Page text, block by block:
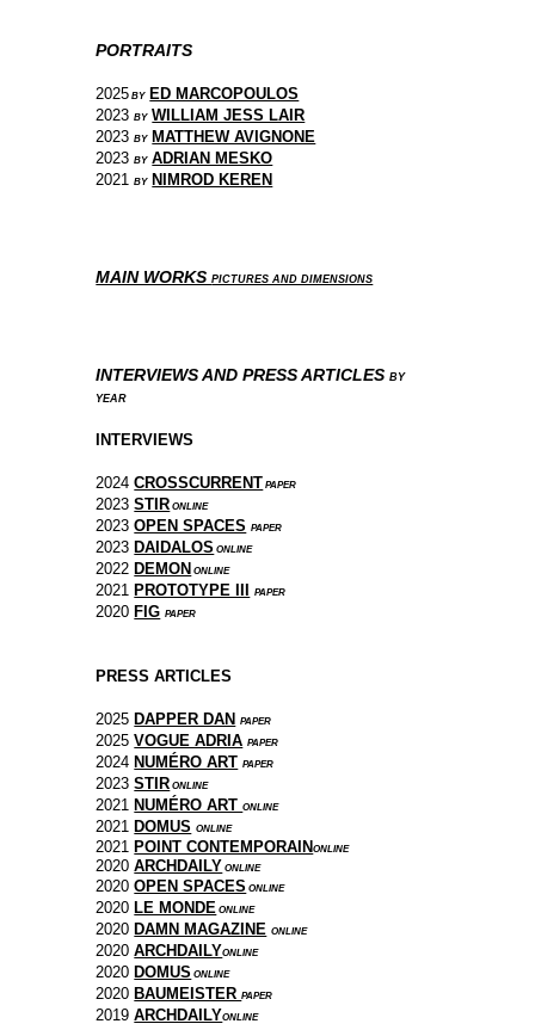
PORTRAITS
2025 BY ED MARCOPOULOS
2023BY WILLIAM JESS LAIR
2023BY MATTHEW AVIGNONE
2023BYADRIAN MESKO
2021BY NIMROD KEREN
MAIN WORKSPICTURES AND DIMENSIONS
INTERVIEWS AND PRESS ARTICLESBY
YEAR
INTERVIEWS
2024CROSSCURRENT PAPER
2023STIR ONLINE
2023OPEN SPACES PAPER
2023 DAIDALOS ONLINE
2022 DEMON ONLINE
2021 PROTOTYPE III PAPER
2020 FIG PAPER
PRESS ARTICLES
2025 DAPPER DAN PAPER
2025VOGUE ADRIA PAPER
2024 NUMÉRO ART PAPER
2023STIR ONLINE
2021 NUMÉRO ARTONLINE
2021 DOMUS ONLINE
2021 POINT CONTEMPORAINONLINE
2020ARCHDAILY ONLINE
2020OPEN SPACES ONLINE
2020 LE MONDE ONLINE
2020 DAMN MAGAZINE ONLINE
2020ARCHDAILYONLINE
2020 DOMUS ONLINE
2020 BAUMEISTERPAPER
2019ARCHDAILYONLINE